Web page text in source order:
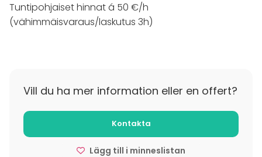
Tuntipohjaiset hinnat á 50 €/h
(vähimmäisvaraus/laskutus 3h)
Vill du ha mer information eller en offert?
Kontakta
Lägg till i minneslistan